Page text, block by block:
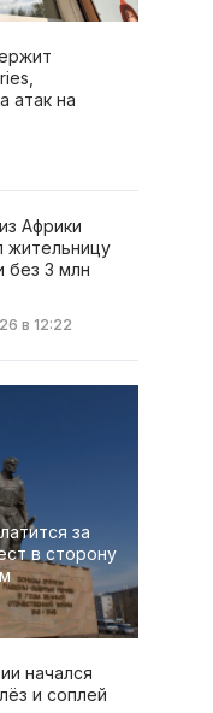
атак на
Африки
жительницу
без 3 млн
в 12:22
за
в сторону
начался
и соплей